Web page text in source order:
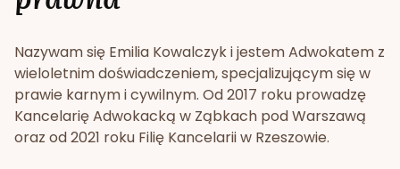
Nazywam się Emilia Kowalczyk i jestem Adwokatem z
wieloletnim doświadczeniem, specjalizującym się w
prawie karnym i cywilnym. Od 2017 roku prowadzę
Kancelarię Adwokacką w Ząbkach pod Warszawą
oraz od 2021 roku Filię Kancelarii w Rzeszowie.